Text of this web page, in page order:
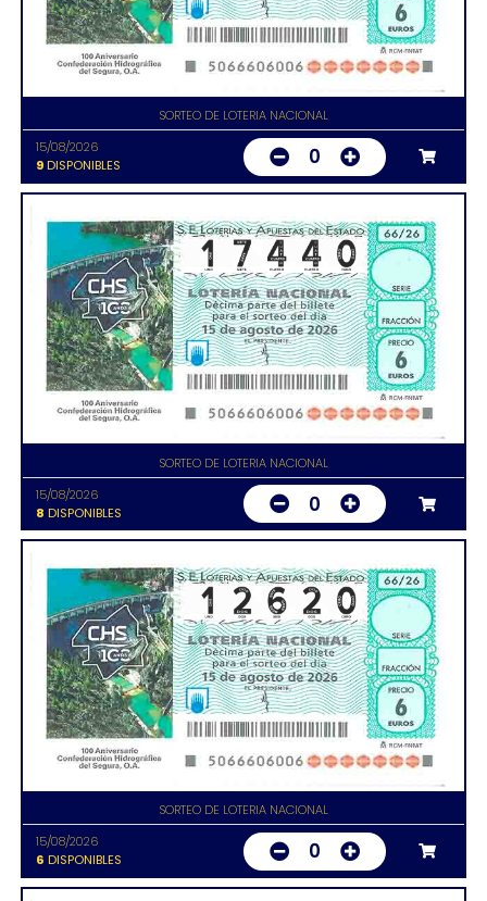
SORTEO DE LOTERIA NACIONAL
15/08/2026
9DISPONIBLES 0
SORTEO DE LOTERIA NACIONAL
15/08/2026
8 DISPONIBLES 0
SORTEO DE LOTERIA NACIONAL
15/08/2026
6 DISPONIBLES 0